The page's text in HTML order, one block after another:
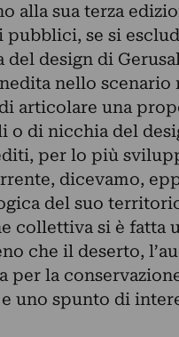
alla sua terza
pubblici, se si
del design di
nello scenario
articolare una
o di nicchia del
per lo più
dicevamo,
del suo
collettiva si è fatta
che il deserto,
per la
uno spunto di